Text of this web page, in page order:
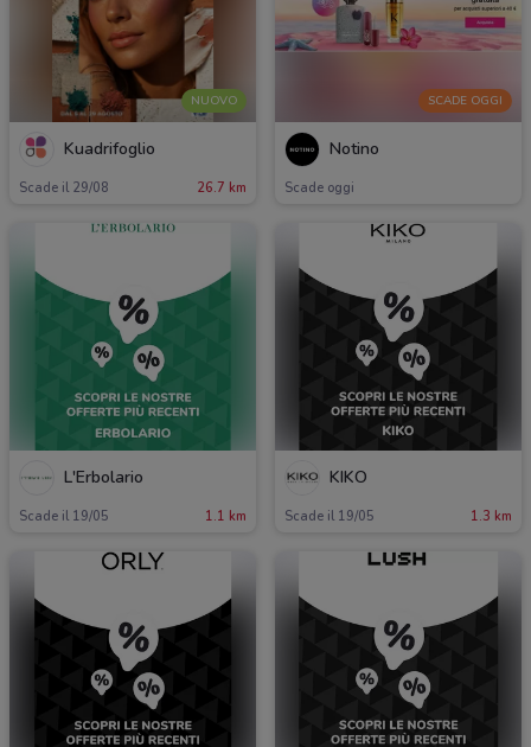
NUOVO
Kuadrifoglio
Scade il 29/08 26.7 km
SCADE OGGI
Notino
Scade oggi
L'Erbolario
Scade il 19/05 1.1 km
KIKO
Scade il 19/05 1.3 km